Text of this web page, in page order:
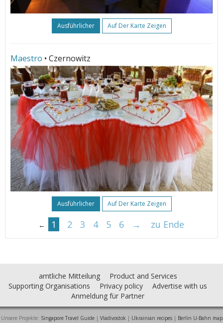
Ausführlicher Auf Der Karte Zeigen
Maestro • Czernowitz
Ausführlicher Auf Der Karte Zeigen
← 1 2 3 4 5 6 → zu Ende
amtliche Mitteilung
Product and Services
Supporting Organisations
Privacy policy
Advertise with us
Anmeldung für Partner
Unsere Projekte: Singapore Travel Guide| Vladivostok | Ukrainian recipes| Berlin U-Bahn map